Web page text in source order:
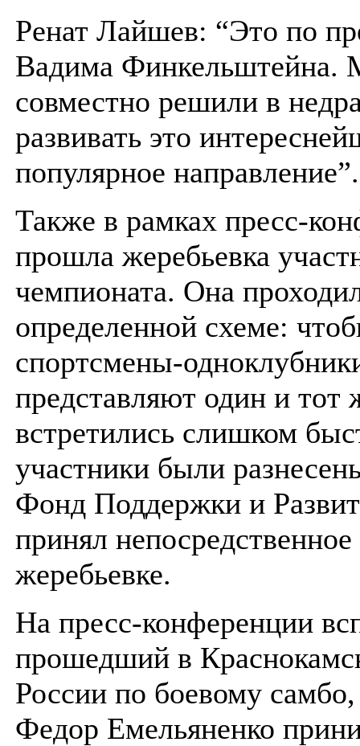
Ренат Лайшев: “Это по
Вадима Финкельштейна.
совместно решили в
развивать это
популярное направление”.
Также в рамках пресс-
прошла жеребьевка
чемпионата. Она
определенной схеме:
спортсмены-
представляют один и тот
встретились слишком
участники были
Фонд Поддержки и
принял непосредственное
жеребьевке.
На пресс-конференции
прошедший в
России по боевому
Федор Емельяненко